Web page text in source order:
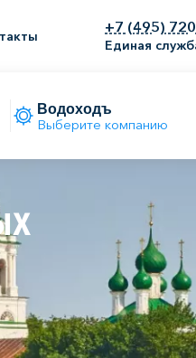
+7 (495)
Единая
Выберите компанию